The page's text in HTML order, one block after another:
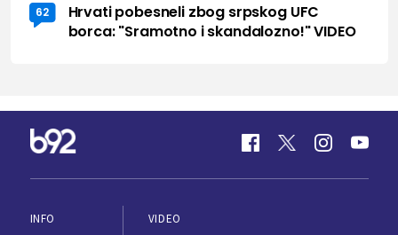
62
Hrvati pobesneli zbog srpskog UFC
borca: "Sramotno i skandalozno!" VIDEO
INFO
VIDEO